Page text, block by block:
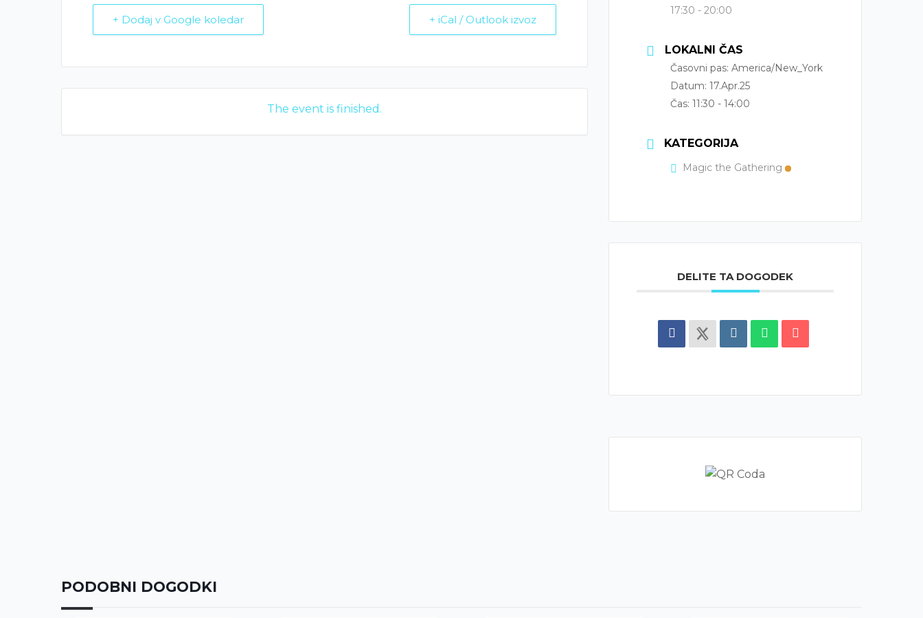
+ Dodaj v Google koledar + iCal / Outlook izvoz
The event is finished.
17:30 - 20:00
LOKALNI ČAS
Časovni pas:America/New_York
Datum:17.Apr.25
Čas:11:30 - 14:00
KATEGORIJA
Magic the Gathering
DELITE TA DOGODEK
PODOBNI DOGODKI